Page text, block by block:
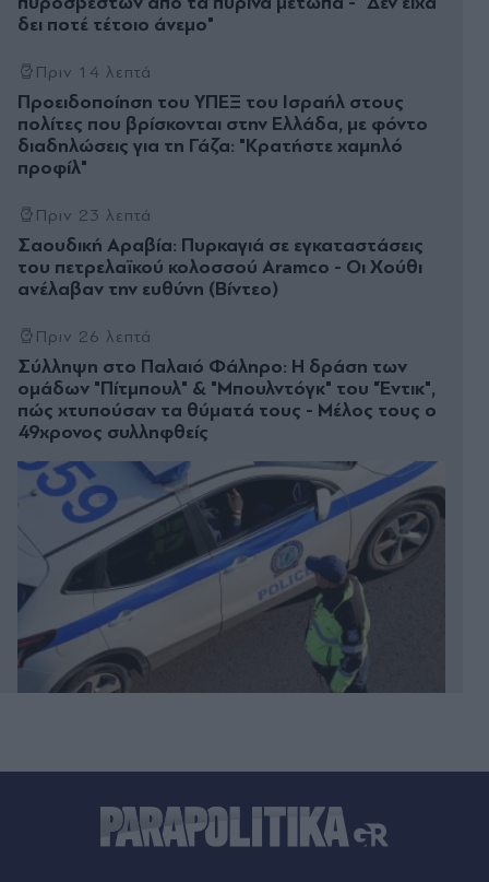
δει ποτέ τέτοιο άνεμο"
Πριν 14 λεπτά
Προειδοποίηση του ΥΠΕΞ του Ισραήλ στους
πολίτες που βρίσκονται στην Ελλάδα, με φόντο
διαδηλώσεις για τη Γάζα: "Κρατήστε χαμηλό
προφίλ"
Πριν 23 λεπτά
Σαουδική Αραβία: Πυρκαγιά σε εγκαταστάσεις
του πετρελαϊκού κολοσσού Aramco - Οι Χούθι
ανέλαβαν την ευθύνη (Βίντεο)
Πριν 26 λεπτά
Σύλληψη στο Παλαιό Φάληρο: Η δράση των
ομάδων "Πίτμπουλ" & "Μπουλντόγκ" του "Έντικ",
πώς χτυπούσαν τα θύματά τους - Μέλος τους ο
49χρονος συλληφθείς
για να μην επιστρέψουν γρήγορα
Πριν 30 λεπτά